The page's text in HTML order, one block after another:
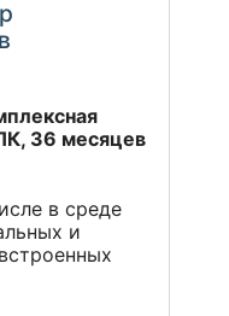
36 месяцев
в среде
и